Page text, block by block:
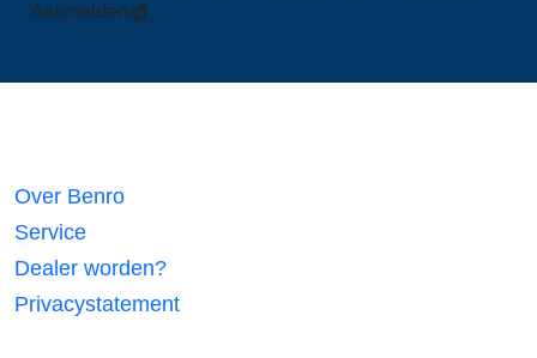
Aanmelden
Over Benro
Service
Dealer worden?
Privacystatement